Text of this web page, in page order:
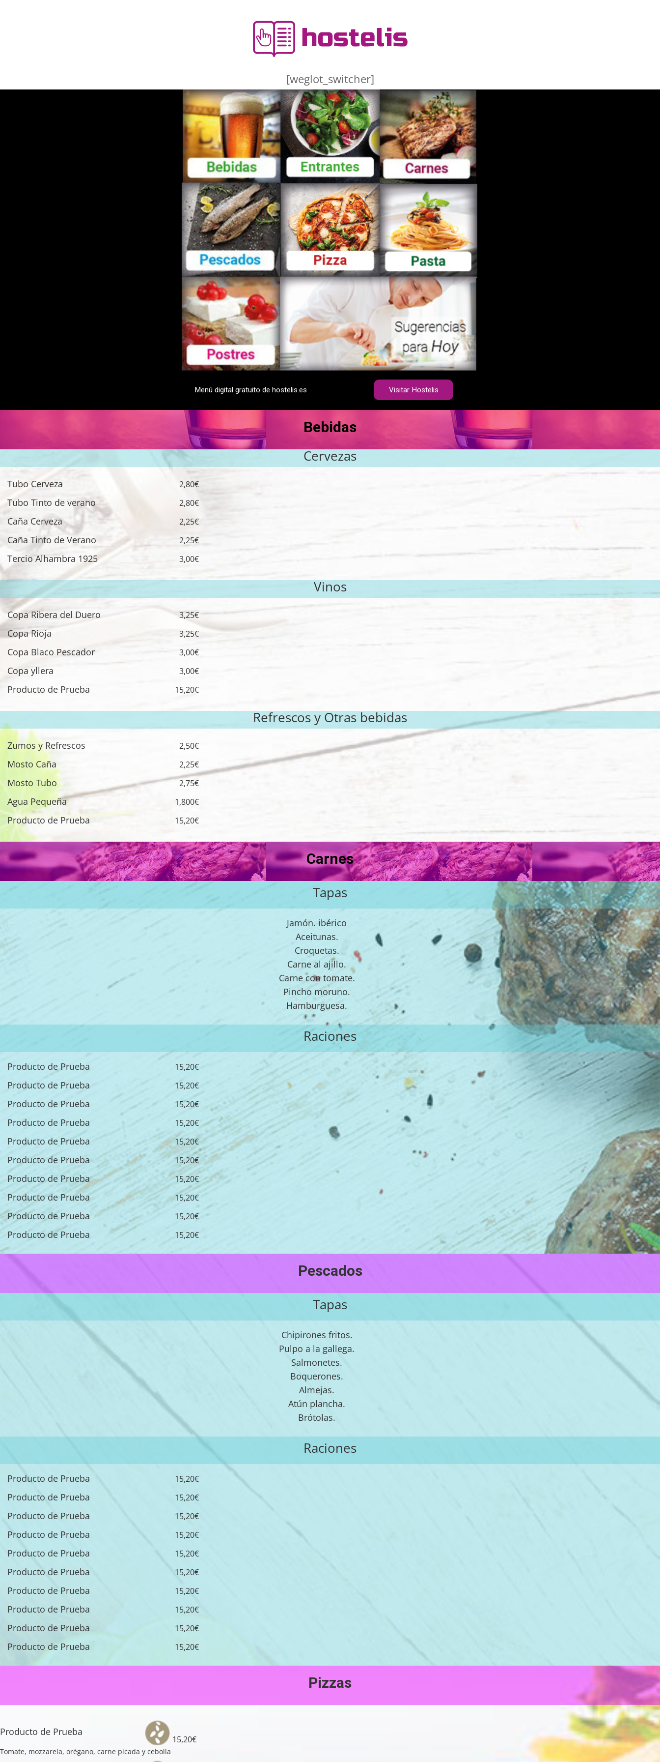
[weglot_switcher]
Visitar Hostelis
Menú digital gratuito de hostelis.es
Bebidas
Cervezas
Tubo Cerveza 2,80€
Tubo Tinto de verano 2,80€
Caña Cerveza 2,25€
Caña Tinto de Verano 2,25€
Tercio Alhambra 1925 3,00€
Vinos
Copa Ribera del Duero 3,25€
Copa Rioja 3,25€
Copa Blaco Pescador 3,00€
Copa yllera 3,00€
Producto de Prueba 15,20€
Refrescos y Otras bebidas
Zumos y Refrescos 2,50€
Mosto Caña 2,25€
Mosto Tubo 2,75€
Agua Pequeña 1,800€
Producto de Prueba 15,20€
Carnes
Tapas
Jamón. ibérico
Aceitunas.
Croquetas.
Carne al ajillo.
Carne con tomate.
Pincho moruno.
Hamburguesa.
Raciones
Producto de Prueba 15,20€
Producto de Prueba 15,20€
Producto de Prueba 15,20€
Producto de Prueba 15,20€
Producto de Prueba 15,20€
Producto de Prueba 15,20€
Producto de Prueba 15,20€
Producto de Prueba 15,20€
Producto de Prueba 15,20€
Producto de Prueba 15,20€
Pescados
Tapas
Chipirones fritos.
Pulpo a la gallega.
Salmonetes.
Boquerones.
Almejas.
Atún plancha.
Brótolas.
Raciones
Producto de Prueba 15,20€
Producto de Prueba 15,20€
Producto de Prueba 15,20€
Producto de Prueba 15,20€
Producto de Prueba 15,20€
Producto de Prueba 15,20€
Producto de Prueba 15,20€
Producto de Prueba 15,20€
Producto de Prueba 15,20€
Producto de Prueba 15,20€
Pizzas
Producto de Prueba
15,20€
Tomate, mozzarela, orégano, carne picada y cebolla